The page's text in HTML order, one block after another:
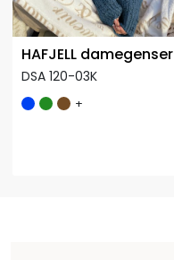
HAFJELL damegenser
DSA 120-03K
+